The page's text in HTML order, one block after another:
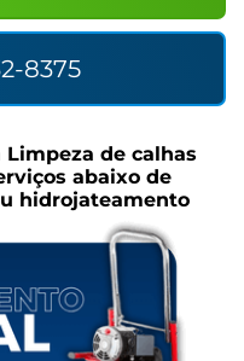
8375
Limpeza de calhas
abaixo de
hidrojateamento